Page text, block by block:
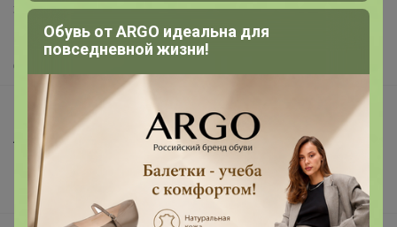
Защита покупателя
Помощь
О нас
Все предложения
Анонсы
Новости
Поддержка альпак
Обувь от ARGO идеальна для
повседневной жизни!